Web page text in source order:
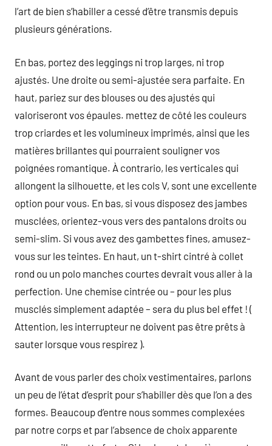
l’art de bien s’habiller a cessé d’être transmis depuis
plusieurs générations.
En bas, portez des leggings ni trop larges, ni trop
ajustés. Une droite ou semi-ajustée sera parfaite. En
haut, pariez sur des blouses ou des ajustés qui
valoriseront vos épaules. mettez de côté les couleurs
trop criardes et les volumineux imprimés, ainsi que les
matières brillantes qui pourraient souligner vos
poignées romantique. À contrario, les verticales qui
allongent la silhouette, et les cols V, sont une excellente
option pour vous. En bas, si vous disposez des jambes
musclées, orientez-vous vers des pantalons droits ou
semi-slim. Si vous avez des gambettes fines, amusez-
vous sur les teintes. En haut, un t-shirt cintré à collet
rond ou un polo manches courtes devrait vous aller à la
perfection. Une chemise cintrée ou – pour les plus
musclés simplement adaptée – sera du plus bel effet ! (
Attention, les interrupteur ne doivent pas être prêts à
sauter lorsque vous respirez ).
Avant de vous parler des choix vestimentaires, parlons
un peu de l’état d’esprit pour s’habiller dès que l’on a des
formes. Beaucoup d’entre nous sommes complexées
par notre corps et par l’absence de choix apparente